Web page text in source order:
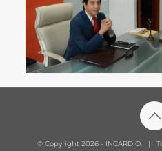
© Copyright 2026 - INCARDIO. |